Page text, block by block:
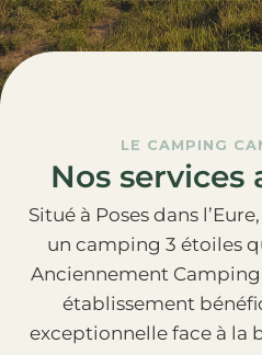
LE CAMPING
Nos services
Situé à Poses dans
un camping 3 étoiles
Anciennement Camping
établissement
exceptionnelle face à la